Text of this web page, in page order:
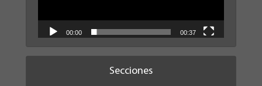
00:00 00:37
Secciones